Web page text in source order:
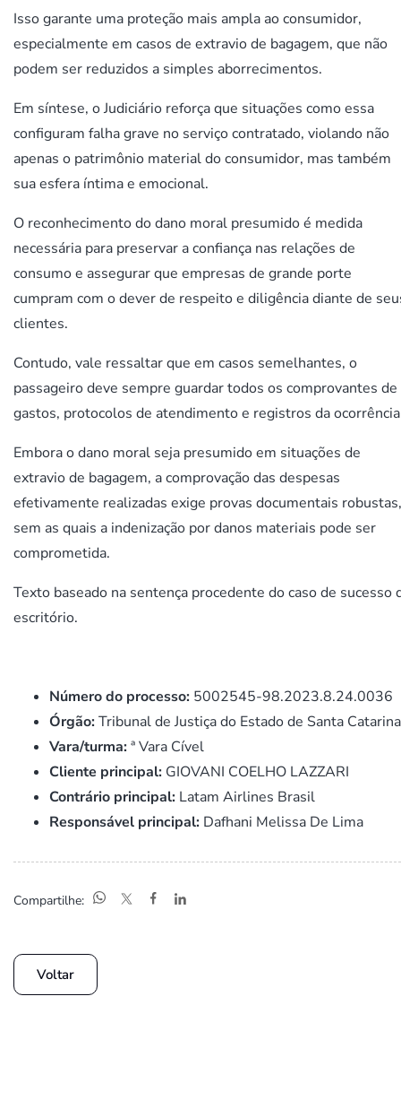
Isso garante uma proteção mais ampla ao consumidor,
especialmente em casos de extravio de bagagem, que não
podem ser reduzidos a simples aborrecimentos.
Em síntese, o Judiciário reforça que situações como essa
configuram falha grave no serviço contratado, violando não
apenas o patrimônio material do consumidor, mas também
sua esfera íntima e emocional.
O reconhecimento do dano moral presumido é medida
necessária para preservar a confiança nas relações de
consumo e assegurar que empresas de grande porte
cumpram com o dever de respeito e diligência diante de
clientes.
Contudo, vale ressaltar que em casos semelhantes, o
passageiro deve sempre guardar todos os comprovantes de
gastos, protocolos de atendimento e registros da
Embora o dano moral seja presumido em situações de
extravio de bagagem, a comprovação das despesas
efetivamente realizadas exige provas documentais robustas,
sem as quais a indenização por danos materiais pode ser
comprometida.
Texto baseado na sentença procedente do caso de sucesso
escritório.
Número do processo: 5002545-98.2023.8.24.0036
Órgão:Tribunal de Justiça do Estado de Santa Catarina
Vara/turma:ª Vara Cível
Cliente principal: GIOVANI COELHO LAZZARI
Contrário principal: Latam Airlines Brasil
Responsável principal: Dafhani Melissa De Lima
Compartilhe:
Voltar